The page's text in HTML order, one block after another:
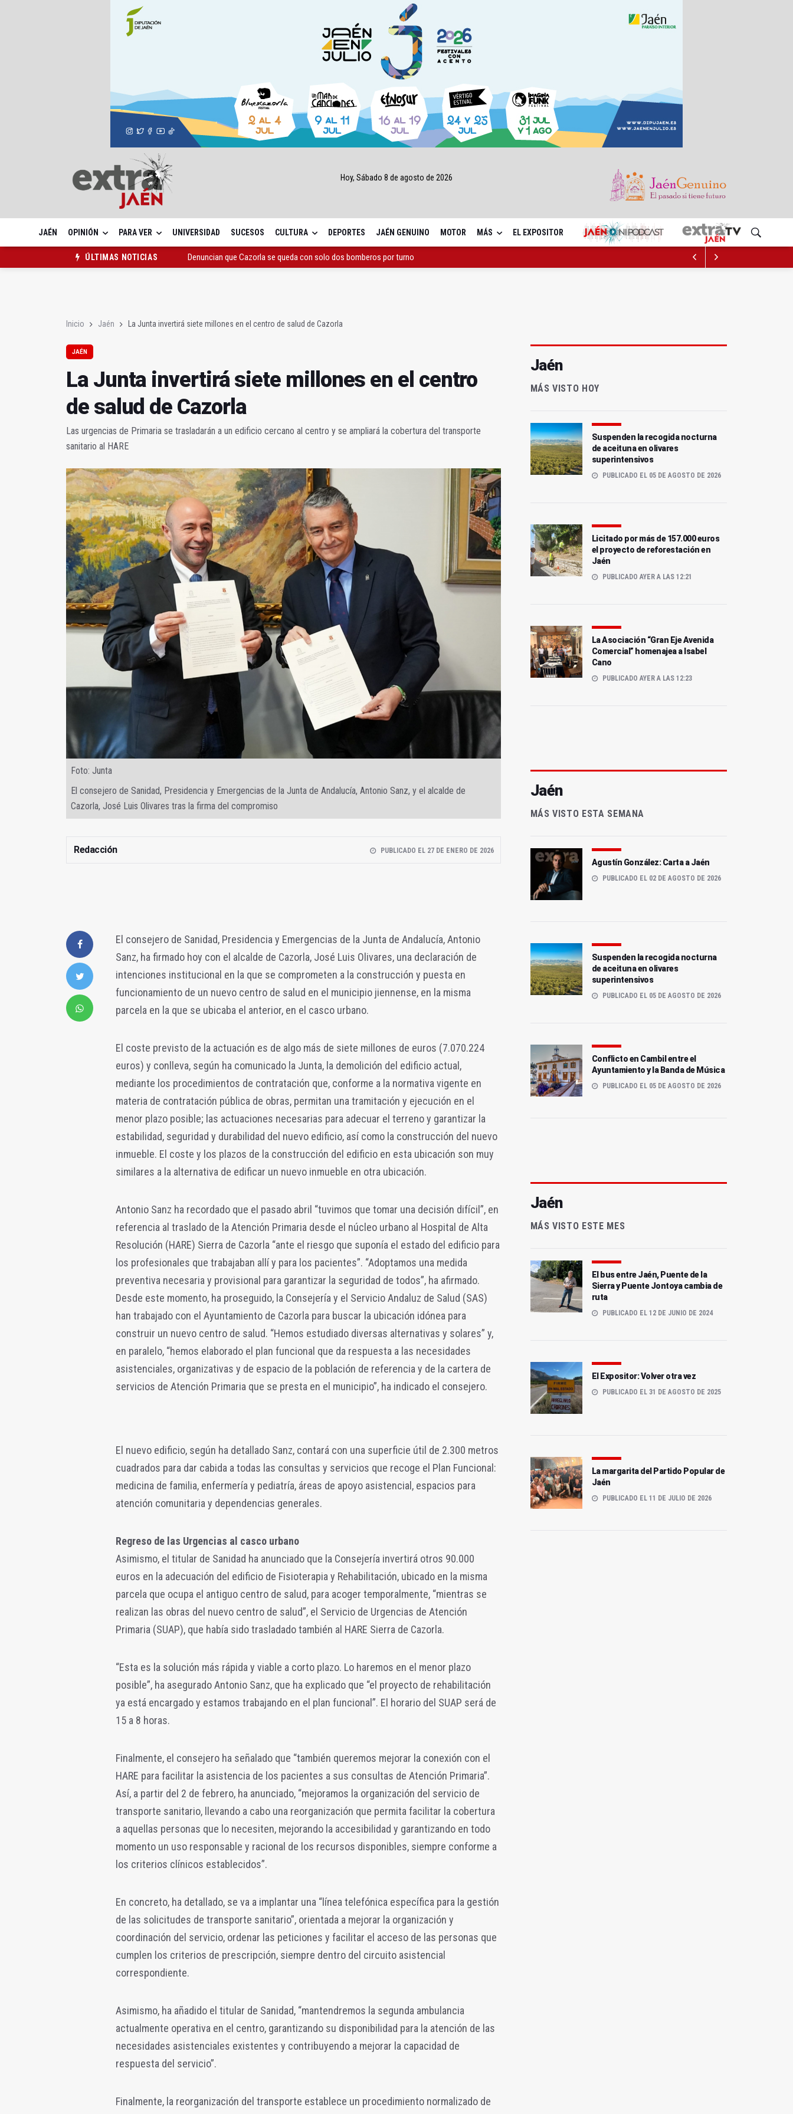
Hoy, Sábado 8 de agosto de 2026
JAÉN OPINIÓN PARA VER UNIVERSIDAD SUCESOS CULTURA DEPORTES JAÉN GENUINO MOTOR MÁS EL EXPOSITOR
ÚLTIMAS NOTICIAS
Las dos canteras de la capital, a la espera de que se restaure el terreno
Inicio Jaén La Junta invertirá siete millones en el centro de salud de Cazorla
JAÉN
La Junta invertirá siete millones en el centro
de salud de Cazorla
Las urgencias de Primaria se trasladarán a un edificio cercano al centro y se ampliará la cobertura del transporte
sanitario al HARE
Foto: Junta
El consejero de Sanidad, Presidencia y Emergencias de la Junta de Andalucía, Antonio Sanz, y el alcalde de
Cazorla, José Luis Olivares tras la firma del compromiso
Redacción PUBLICADO EL 27 DE ENERO DE 2026
El consejero de Sanidad, Presidencia y Emergencias de la Junta de Andalucía, Antonio
Sanz, ha firmado hoy con el alcalde de Cazorla, José Luis Olivares, una declaración de
intenciones institucional en la que se comprometen a la construcción y puesta en
funcionamiento de un nuevo centro de salud en el municipio jiennense, en la misma
parcela en la que se ubicaba el anterior, en el casco urbano.
El coste previsto de la actuación es de algo más de siete millones de euros (7.070.224
euros) y conlleva, según ha comunicado la Junta, la demolición del edificio actual,
mediante los procedimientos de contratación que, conforme a la normativa vigente en
materia de contratación pública de obras, permitan una tramitación y ejecución en el
menor plazo posible; las actuaciones necesarias para adecuar el terreno y garantizar la
estabilidad, seguridad y durabilidad del nuevo edificio, así como la construcción del nuevo
inmueble. El coste y los plazos de la construcción del edificio en esta ubicación son muy
similares a la alternativa de edificar un nuevo inmueble en otra ubicación.
Antonio Sanz ha recordado que el pasado abril “tuvimos que tomar una decisión difícil”, en
referencia al traslado de la Atención Primaria desde el núcleo urbano al Hospital de Alta
Resolución (HARE) Sierra de Cazorla “ante el riesgo que suponía el estado del edificio para
los profesionales que trabajaban allí y para los pacientes”. “Adoptamos una medida
preventiva necesaria y provisional para garantizar la seguridad de todos”, ha afirmado.
Desde este momento, ha proseguido, la Consejería y el Servicio Andaluz de Salud (SAS)
han trabajado con el Ayuntamiento de Cazorla para buscar la ubicación idónea para
construir un nuevo centro de salud. “Hemos estudiado diversas alternativas y solares” y,
en paralelo, “hemos elaborado el plan funcional que da respuesta a las necesidades
asistenciales, organizativas y de espacio de la población de referencia y de la cartera de
servicios de Atención Primaria que se presta en el municipio”, ha indicado el consejero.
El nuevo edificio, según ha detallado Sanz, contará con una superficie útil de 2.300 metros
cuadrados para dar cabida a todas las consultas y servicios que recoge el Plan Funcional:
medicina de familia, enfermería y pediatría, áreas de apoyo asistencial, espacios para
atención comunitaria y dependencias generales.
Regreso de las Urgencias al casco urbano
Asimismo, el titular de Sanidad ha anunciado que la Consejería invertirá otros 90.000
euros en la adecuación del edificio de Fisioterapia y Rehabilitación, ubicado en la misma
parcela que ocupa el antiguo centro de salud, para acoger temporalmente, “mientras se
realizan las obras del nuevo centro de salud”, el Servicio de Urgencias de Atención
Primaria (SUAP), que había sido trasladado también al HARE Sierra de Cazorla.
“Esta es la solución más rápida y viable a corto plazo. Lo haremos en el menor plazo
posible”, ha asegurado Antonio Sanz, que ha explicado que “el proyecto de rehabilitación
ya está encargado y estamos trabajando en el plan funcional”. El horario del SUAP será de
15 a 8 horas.
Finalmente, el consejero ha señalado que “también queremos mejorar la conexión con el
HARE para facilitar la asistencia de los pacientes a sus consultas de Atención Primaria”.
Así, a partir del 2 de febrero, ha anunciado, “mejoramos la organización del servicio de
transporte sanitario, llevando a cabo una reorganización que permita facilitar la cobertura
a aquellas personas que lo necesiten, mejorando la accesibilidad y garantizando en todo
momento un uso responsable y racional de los recursos disponibles, siempre conforme a
los criterios clínicos establecidos”.
En concreto, ha detallado, se va a implantar una “línea telefónica específica para la gestión
de las solicitudes de transporte sanitario”, orientada a mejorar la organización y
coordinación del servicio, ordenar las peticiones y facilitar el acceso de las personas que
cumplen los criterios de prescripción, siempre dentro del circuito asistencial
correspondiente.
Asimismo, ha añadido el titular de Sanidad, “mantendremos la segunda ambulancia
actualmente operativa en el centro, garantizando su disponibilidad para la atención de las
necesidades asistenciales existentes y contribuyendo a mejorar la capacidad de
respuesta del servicio”.
Finalmente, la reorganización del transporte establece un procedimiento normalizado de
Jaén
MÁS VISTO HOY
Suspenden la recogida nocturna
de aceituna en olivares
superintensivos
PUBLICADO EL 05 DE AGOSTO DE 2026
Licitado por más de 157.000 euros
el proyecto de reforestación en
Jaén
PUBLICADO AYER A LAS 12:21
La Asociación “Gran Eje Avenida
Comercial” homenajea a Isabel
Cano
PUBLICADO AYER A LAS 12:23
Jaén
MÁS VISTO ESTA SEMANA
Agustín González: Carta a Jaén
PUBLICADO EL 02 DE AGOSTO DE 2026
Suspenden la recogida nocturna
de aceituna en olivares
superintensivos
PUBLICADO EL 05 DE AGOSTO DE 2026
Conflicto en Cambil entre el
Ayuntamiento y la Banda de Música
PUBLICADO EL 05 DE AGOSTO DE 2026
Jaén
MÁS VISTO ESTE MES
El bus entre Jaén, Puente de la
Sierra y Puente Jontoya cambia de
ruta
PUBLICADO EL 12 DE JUNIO DE 2024
El Expositor: Volver otra vez
PUBLICADO EL 31 DE AGOSTO DE 2025
La margarita del Partido Popular de
Jaén
PUBLICADO EL 11 DE JULIO DE 2026